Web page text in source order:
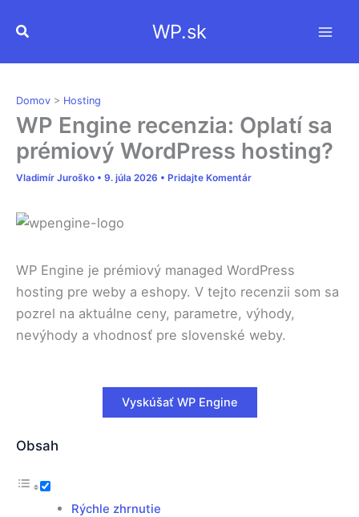
Hľadať WP.sk
Domov > Hosting
WP Engine recenzia: Oplatí sa
prémiový WordPress hosting?
Vladimír Juroško • 9. júla 2026 • Pridajte Komentár
WP Engine je prémiový managed WordPress
hosting pre weby a eshopy. V tejto recenzii som sa
pozrel na aktuálne ceny, parametre, výhody,
nevýhody a vhodnosť pre slovenské weby.
Vyskúšať WP Engine
Obsah
Rýchle zhrnutie